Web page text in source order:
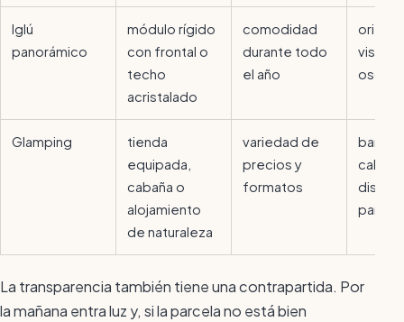
Iglú
panorámico
módulo rígido
con frontal o
techo
acristalado
comodidad
durante todo
el año
vistas y
Glamping
tienda
equipada,
cabaña o
alojamiento
de naturaleza
variedad de
precios y
formatos
baño,
La transparencia también tiene una contrapartida. Por
la mañana entra luz y, si la parcela no está bien